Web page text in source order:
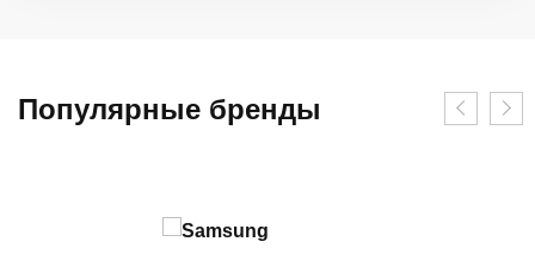
Популярные бренды